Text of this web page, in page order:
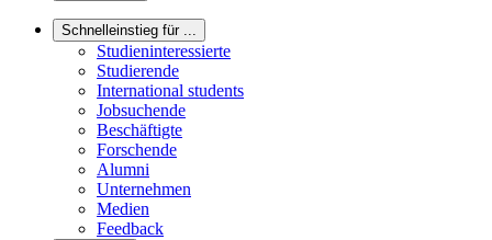
Schnelleinstieg für ...
Studieninteressierte
Studierende
International students
Jobsuchende
Beschäftigte
Forschende
Alumni
Unternehmen
Medien
Feedback